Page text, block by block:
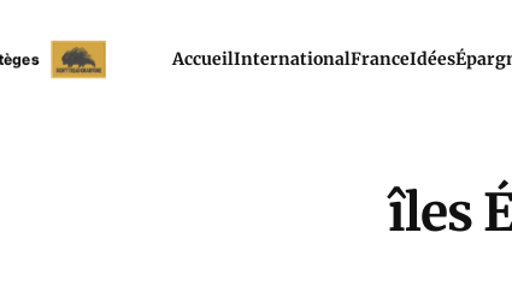
AccueilInternationalFranceIdées
îles